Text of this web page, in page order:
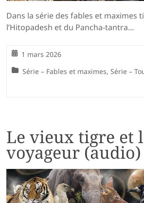
Dans la série des fables et maximes
l’Hitopadesh et du Pancha-tantra…
1 mars 2026
Série – Fables et maximes,Série –
Le vieux tigre et
voyageur (audio)